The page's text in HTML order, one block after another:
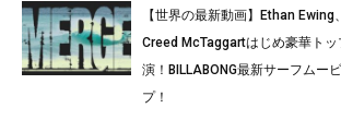
【世界の最新動画】Ethan Ewing
Creed McTaggartはじめ豪華トッ
演！BILLABONG最新サーフムー
プ！